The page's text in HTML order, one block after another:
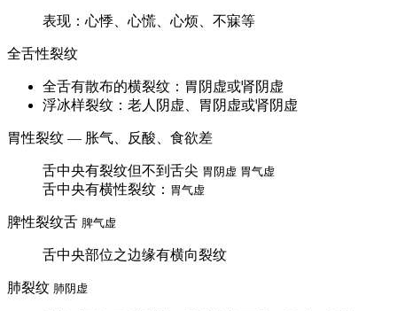
表现：心悸、心慌、心烦、不寐等
全舌性裂纹
全舌有散布的横裂纹：胃阴虚或肾阴虚
浮冰样裂纹：老人阴虚、胃阴虚或肾阴虚
胃性裂纹 — 胀气、反酸、食欲差
舌中央有裂纹但不到舌尖 胃阴虚 胃气虚
舌中央有横性裂纹： 胃气虚
脾性裂纹舌 脾气虚
舌中央部位之边缘有横向裂纹
肺裂纹 肺阴虚